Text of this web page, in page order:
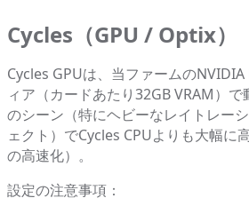
Cycles（GPU / Optix）
Cycles GPUは、当ファームのNVIDIA
ィア（カードあたり32GB VRAM）
のシーン（特にヘビーなレイトレー
ェクト）でCycles CPUよりも大幅に
の高速化）。
設定の注意事項：